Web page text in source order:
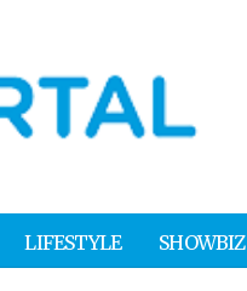
LIFESTYLE SHOWBIZ